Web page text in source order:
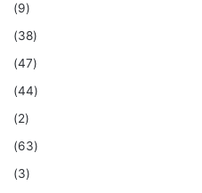
(9)
(38)
(47)
(44)
(2)
(63)
(3)